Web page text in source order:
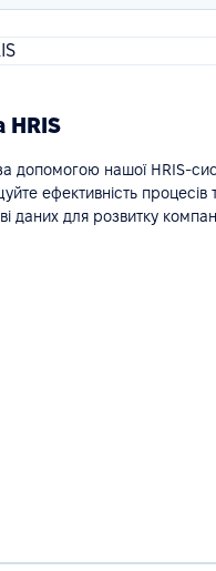
HRIS
допомогою нашої HRIS-
ефективність процесів
даних для розвитку